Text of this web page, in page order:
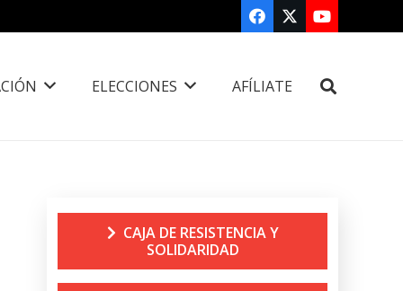
ELECCIONES AFÍLIATE
CAJA DE RESISTENCIA Y
SOLIDARIDAD